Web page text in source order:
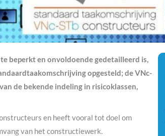
beperkt en onvoldoende gedetailleerd is,
opgesteld; de VNc-
de bekende indeling in risicoklassen,
en heeft vooral tot doel om
van het constructiewerk.